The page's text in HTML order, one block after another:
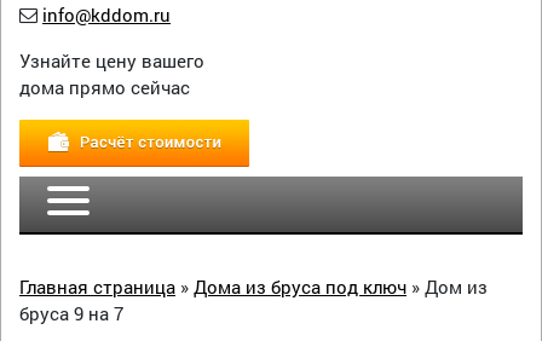
info@kddom.ru
Узнайте цену вашего
дома прямо сейчас
Главная страница » Дома из бруса под ключ » Дом из
бруса 9 на 7